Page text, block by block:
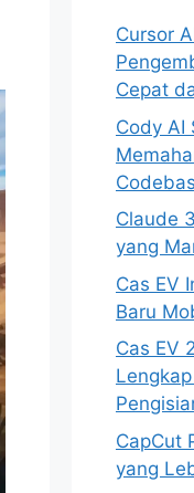
Cursor
Cepat
Cody AI
Claude
yang
Cas EV
Baru
Cas EV
CapCut
yang